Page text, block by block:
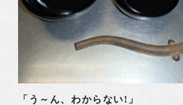
「う～ん、わからない!」